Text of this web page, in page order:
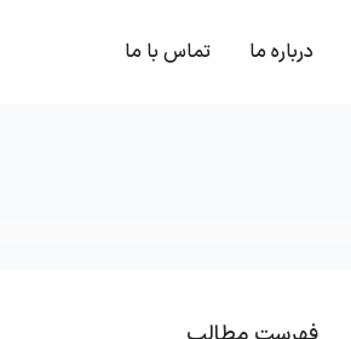
درباره ما تماس با ما